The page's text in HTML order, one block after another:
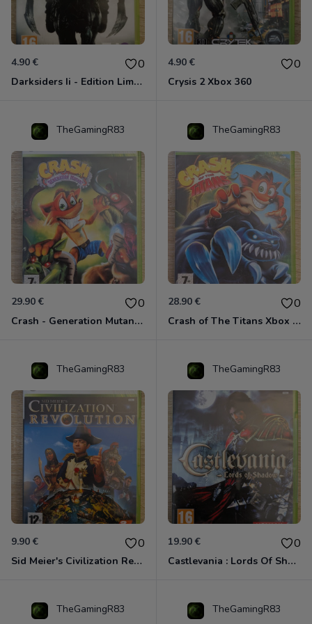
4.90 € 0
Darksiders Ii - Edition Limitée Xbox 360
4.90 € 0
Crysis 2 Xbox 360
TheGamingR83
29.90 € 0
Crash - Generation Mutant Xbox 360
TheGamingR83
28.90 € 0
Crash of The Titans Xbox 360
TheGamingR83
9.90 € 0
Sid Meier's Civilization Revolution Xbox 360
TheGamingR83
19.90 € 0
Castlevania : Lords Of Shadow Xbox 360
TheGamingR83 TheGamingR83